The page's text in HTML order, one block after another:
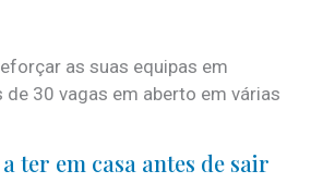
as suas equipas em
30 vagas em aberto em várias
ter em casa antes de sair